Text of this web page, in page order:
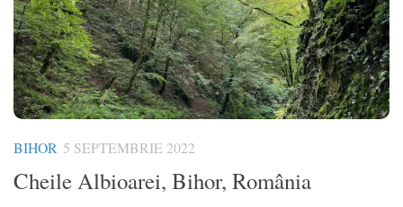
BIHOR 5 SEPTEMBRIE 2022
Cheile Albioarei, Bihor, România